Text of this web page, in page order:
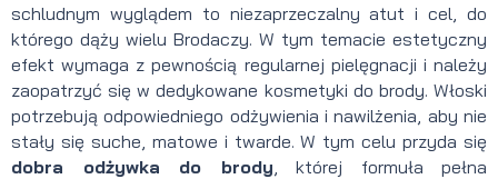
schludnym wyglądem to niezaprzeczalny atut i cel, do
którego dąży wielu Brodaczy. W tym temacie estetyczny
efekt wymaga z pewnością regularnej pielęgnacji i należy
zaopatrzyć się w dedykowane kosmetyki do brody. Włoski
potrzebują odpowiedniego odżywienia i nawilżenia, aby nie
stały się suche, matowe i twarde. W tym celu przyda się
dobra odżywka do brody , której formuła pełna